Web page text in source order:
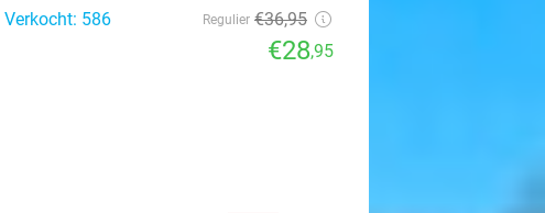
Verkocht: 586 Regulier €36,95
€28,95